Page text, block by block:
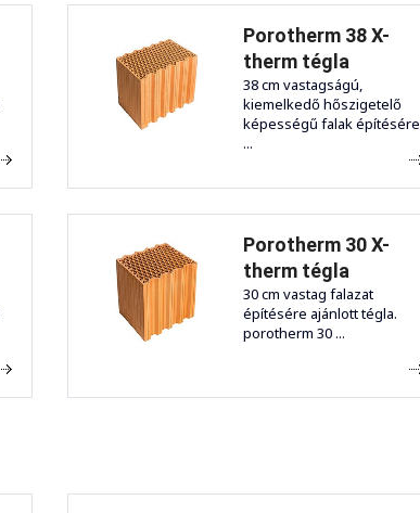
Porotherm 38 X-
therm tégla
38 cm vastagságú,
kiemelkedő hőszigetelő
képességű falak építésére
...
Porotherm 30 X-
therm tégla
30 cm vastag falazat
építésére ajánlott tégla.
porotherm 30 ...